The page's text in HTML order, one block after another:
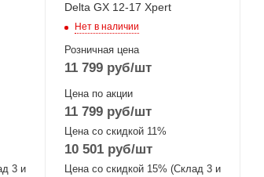
3 и
Delta GX 12-17 Xpert
Нет в наличии
Розничная цена
11 799руб/шт
Цена по акции
11 799руб/шт
Цена со скидкой 11%
10 501руб/шт
Цена со скидкой 15% (Склад 3 и